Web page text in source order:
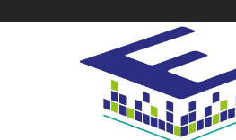
NAVIGATION